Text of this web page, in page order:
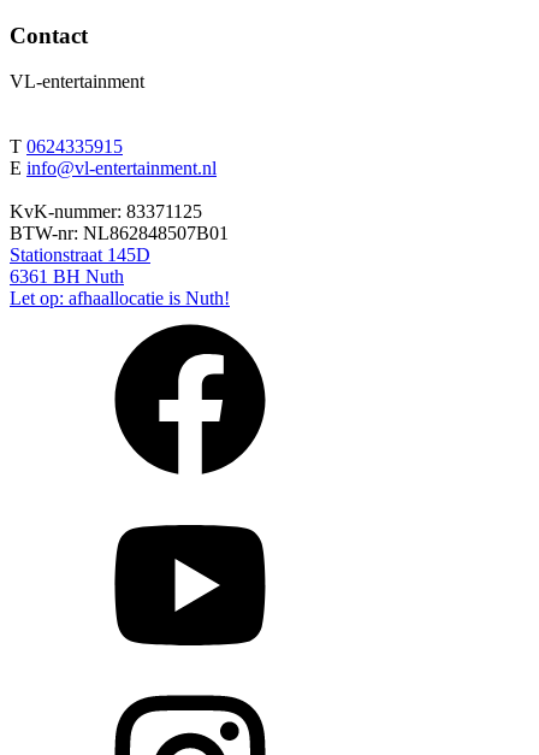
Contact
VL-entertainment
T 0624335915
E info@vl-entertainment.nl
KvK-nummer: 83371125
BTW-nr: NL862848507B01
Stationstraat 145D
6361 BH Nuth
Let op: afhaallocatie is Nuth!